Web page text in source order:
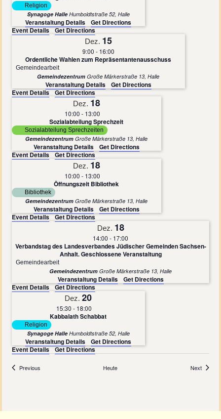
Religion
Synagoge Halle Humboldtstraße 52, Halle
Veranstaltung Details
Get Directions
Event Details
Get Directions
Dez. 15
9:00 - 16:00
Ordentliche Wahlen zum Repräsentantenausschuss
Gemeindearbeit
Gemeindezentrum Große Märkerstraße 13, Halle
Veranstaltung Details
Get Directions
Event Details
Get Directions
Dez. 18
10:00 - 13:00
Sozialabteilung Sprechzeit
Sozialabteilung Sprechzeiten
Gemeindezentrum Große Märkerstraße 13, Halle
Veranstaltung Details
Get Directions
Event Details
Get Directions
Dez. 18
10:00 - 13:00
Öffnungszeit Bibliothek
Bibliothek
Gemeindezentrum Große Märkerstraße 13, Halle
Veranstaltung Details
Get Directions
Event Details
Get Directions
Dez. 18
14:00 - 17:00
Verbandstag des Landesverbandes Jüdischer Gemeinden Sachsen-
Anhalt. Geschlossene Veranstaltung
Gemeindearbeit
Gemeindezentrum Große Märkerstraße 13, Halle
Veranstaltung Details
Get Directions
Event Details
Get Directions
Dez.20
15:30- 18:00
Kabbalath Schabbat
Religion
Synagoge Halle Humboldtstraße 52, Halle
Veranstaltung Details
Get Directions
Event Details
Get Directions
PreviousVeranstaltungen Heute Next